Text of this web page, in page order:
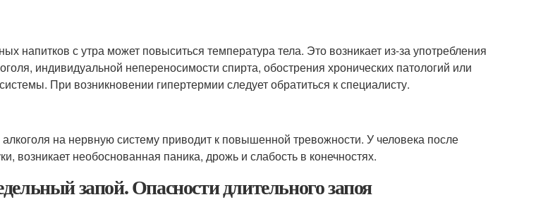
напитков с утра может повыситься температура тела. Это возникает из-за употребления
индивидуальной непереносимости спирта, обострения хронических патологий или
При возникновении гипертермии следует обратиться к специалисту.
на нервную систему приводит к повышенной тревожности. У человека после
возникает необоснованная паника, дрожь и слабость в конечностях.
запой. Опасности длительного запоя